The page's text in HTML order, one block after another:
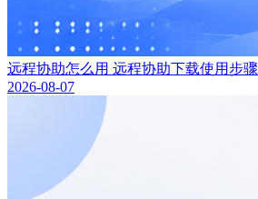
远程协助怎么用 远程协助下载使用步骤
2026-08-07